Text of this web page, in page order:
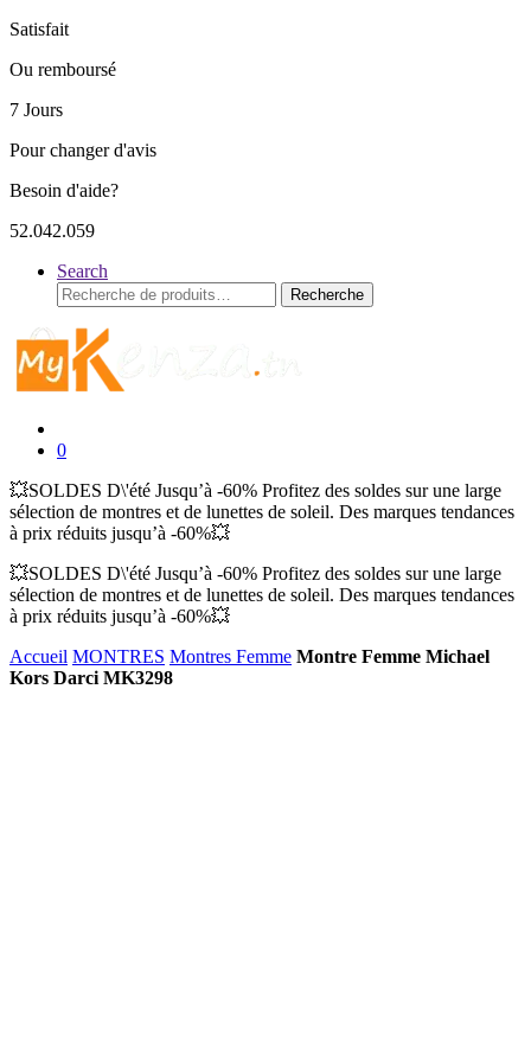
Satisfait
Ou remboursé
7 Jours
Pour changer d'avis
Besoin d'aide?
52.042.059
Search
Recherche
pour :
Recherche
0
💥SOLDES D\'été Jusqu’à -60% Profitez des soldes sur une large
sélection de montres et de lunettes de soleil. Des marques tendances
à prix réduits jusqu’à -60%💥
💥SOLDES D\'été Jusqu’à -60% Profitez des soldes sur une large
sélection de montres et de lunettes de soleil. Des marques tendances
à prix réduits jusqu’à -60%💥
Accueil MONTRES Montres Femme Montre Femme Michael
Kors Darci MK3298